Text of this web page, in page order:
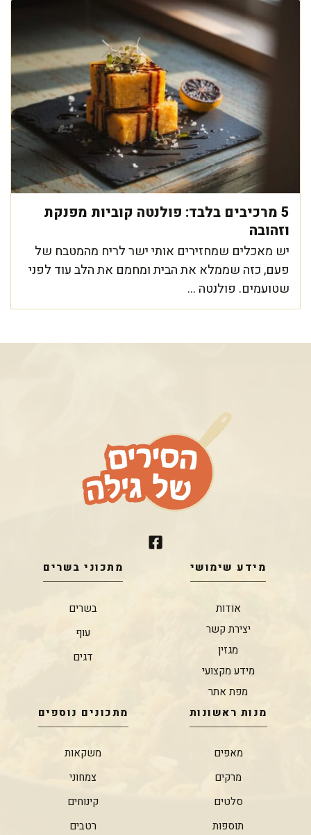
5 מרכיבים בלבד: פולנטה קוביות מפנקת
וזהובה
יש מאכלים שמחזירים אותי ישר לריח מהמטבח של
פעם, כזה שממלא את הבית ומחמם את הלב עוד לפני
שטועמים. פולנטה ...
מידע שימושי
אודות
יצירת קשר
מגזין
מידע מקצועי
מפת אתר
מתכוני בשרים
בשרים
עוף
דגים
מנות ראשונות
מאפים
מרקים
סלטים
תוספות
מתכונים נוספים
משקאות
צמחוני
קינוחים
רטבים